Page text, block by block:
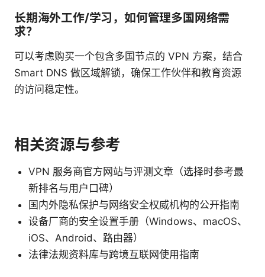
长期海外工作/学习，如何管理多国网络需
求？
可以考虑购买一个包含多国节点的 VPN 方案，结合
Smart DNS 做区域解锁，确保工作伙伴和教育资源
的访问稳定性。
相关资源与参考
VPN 服务商官方网站与评测文章（选择时参考最
新排名与用户口碑）
国内外隐私保护与网络安全权威机构的公开指南
设备厂商的安全设置手册（Windows、macOS、
iOS、Android、路由器）
法律法规资料库与跨境互联网使用指南